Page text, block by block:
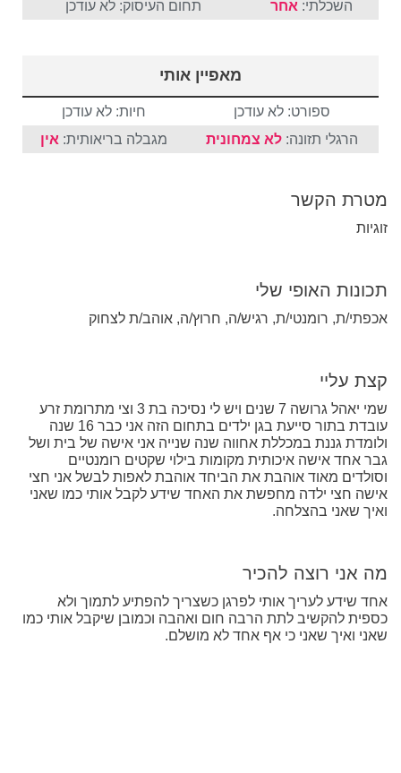
השכלתי: אחר תחום העיסוק: לא עודכן
מאפיין אותי
ספורט: לא עודכן
חיות: לא עודכן
הרגלי תזונה: לא צמחונית מגבלה בריאותית: אין
מטרת הקשר
זוגיות
תכונות האופי שלי
אכפתי/ת, רומנטי/ת, רגיש/ה, חרוץ/ה, אוהב/ת לצחוק
קצת עליי
שמי יאהל גרושה 7 שנים ויש לי נסיכה בת 3 וצי מתרומת זרע
עובדת בתור סייעת בגן ילדים בתחום הזה אני כבר 16 שנה
ולומדת גננת במכללת אחווה שנה שנייה אני אישה של בית ושל
גבר אחד אישה איכותית מקומות בילוי שקטים רומנטיים
וסולדים מאוד אוהבת את הביחד אוהבת לאפות לבשל אני חצי
אישה חצי ילדה מחפשת את האחד שידע לקבל אותי כמו שאני
ואיך שאני בהצלחה.
מה אני רוצה להכיר
אחד שידע לעריך אותי לפרגן כשצריך להפתיע לתמוך ולא
כספית להקשיב לתת הרבה חום ואהבה וכמובן שיקבל אותי כמו
שאני ואיך שאני כי אף אחד לא מושלם.